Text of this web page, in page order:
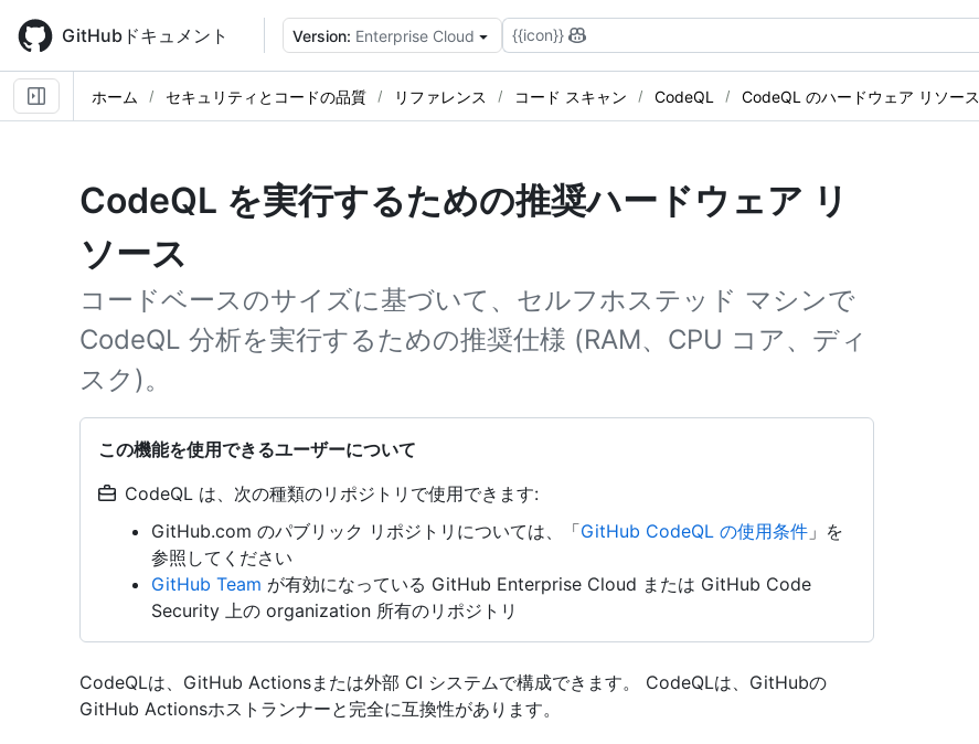
main
content
GitHubドキュメント Version: Enterprise Cloud {{icon}}
ホーム セキュリティとコードの品質 リファレンス コード スキャン CodeQL CodeQL のハードウェア リソース
CodeQL を実行するための推奨ハードウェア リ
ソース
コードベースのサイズに基づいて、セルフホステッド マシンで
CodeQL 分析を実行するための推奨仕様 (RAM、CPU コア、ディ
スク)。
この機能を使用できるユーザーについて
CodeQL は、次の種類のリポジトリで使用できます:
GitHub.com のパブリック リポジトリについては、「GitHub CodeQL の使用条件 」を
参照してください
GitHub Team が有効になっている GitHub Enterprise Cloud または GitHub Code
Security 上の organization 所有のリポジトリ
CodeQLは、GitHub Actionsまたは外部 CI システムで構成できます。 CodeQLは、GitHubの
GitHub Actionsホストランナーと完全に互換性があります。